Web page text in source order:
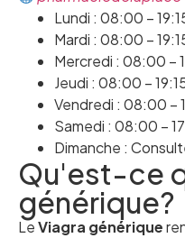
Lundi : 08:00 –
Mardi : 08:00 –
Mercredi : 08:00 –
Jeudi : 08:00 –
Vendredi : 08:00 –
Samedi : 08:00 –
Dimanche :
Qu'est-ce
générique?
LeViagra générique